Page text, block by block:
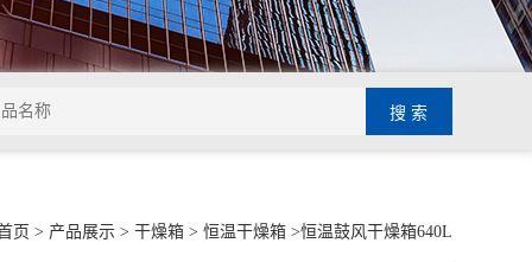
页 > 产品展示> 干燥箱> 恒温干燥箱>恒温鼓风干燥箱640L